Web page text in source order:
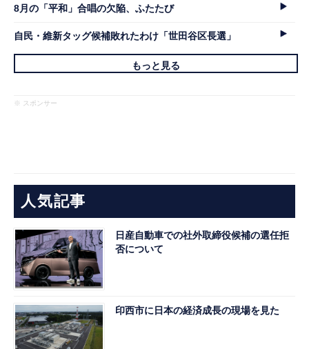
8月の「平和」合唱の欠陥、ふたたび
自民・維新タッグ候補敗れたわけ「世田谷区長選」
もっと見る
※ スポンサー
人気記事
日産自動車での社外取締役候補の選任拒
否について
印西市に日本の経済成長の現場を見た